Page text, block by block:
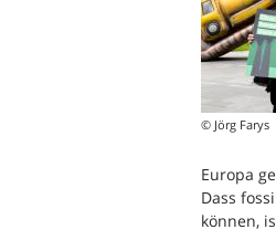
© Jörg Farys
Europa
Dass
können,